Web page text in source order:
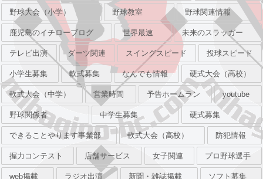
野球大会（小学） 野球教室 野球関連情報
鹿児島のイチローブログ 世界最速 未来のスラッガー
テレビ出演 ダーツ関連 スイングスピード 投球スピード
小学生募集 軟式募集 なんでも情報 硬式大会（高校）
軟式大会（中学） 営業時間 予告ホームラン youtube
野球関係者 中学生募集 硬式募集
できることやります事業部 軟式大会（高校） 防犯情報
握力コンテスト 店舗サービス 女子関連 プロ野球選手
web掲載 ラジオ出演 新聞・雑誌掲載 ソフト募集